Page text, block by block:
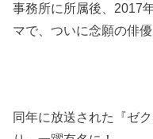
事務所に所属後、 2017
マで、ついに念願の俳
同年に放送された『ゼ